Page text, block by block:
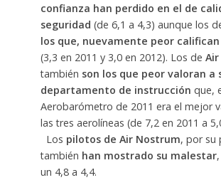
confianza han perdido en el de
seguridad (de 6,1 a 4,3) aunque los
los que, nuevamente peor
(3,3 en 2011 y 3,0 en 2012). Los de Air
también son los que peor valoran a
departamento de instrucción que,
Aerobarómetro de 2011 era el mejor
las tres aerolíneas (de 7,2 en 2011 a
Los pilotos de Air Nostrum, por su
también han mostrado su malestar
un 4,8 a 4,4.